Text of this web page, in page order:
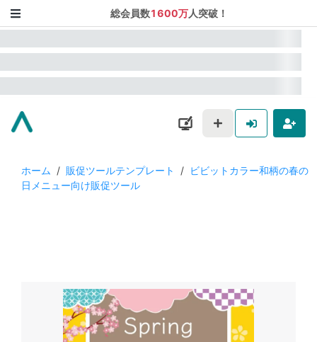
総会員数1600万人突破！
ホーム / 販促ツールテンプレート / ビビットカラー和柄の春の
日メニュー向け販促ツール